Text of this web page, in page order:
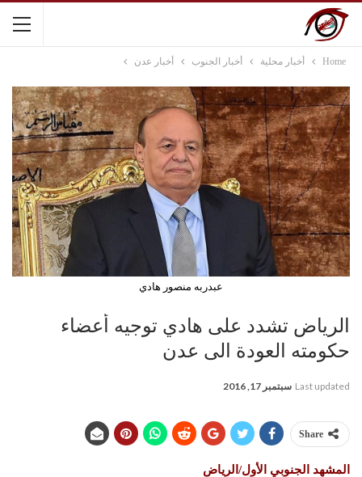
Home أخبار محلية أخبار الجنوب أخبار عدن
عبدربه منصور هادي
الرياض تشدد على هادي توجيه أعضاء
حكومته العودة الى عدن
Last updated سبتمبر 17, 2016
Share
المشهد الجنوبي الأول/الرياض